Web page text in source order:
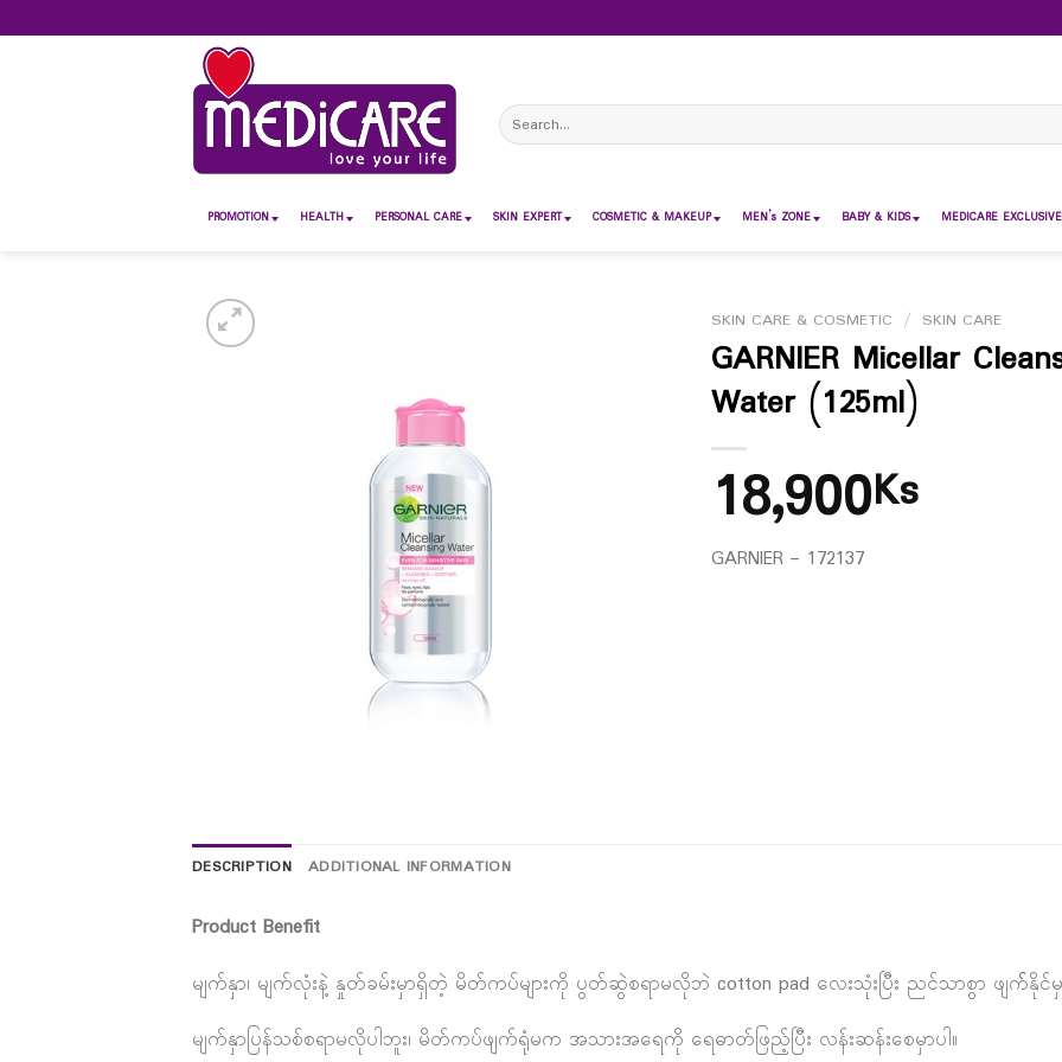
to
Search
for:
PROMOTION HEALTH PERSONAL CARE SKIN EXPERT COSMETIC & MAKEUP MEN’s ZONE BABY & KIDS MEDICARE
SKIN CARE & COSMETIC / SKIN CARE
GARNIER Micellar
Water (125ml)
18,900Ks
GARNIER – 172137
DESCRIPTION ADDITIONAL INFORMATION
Product Benefit
မျက်နှာ၊ မျက်လုံးနဲ့ နှုတ်ခမ်းမှာရှိတဲ့ မိတ်ကပ်များကို ပွတ်ဆွဲစရာမလိုဘဲ cotton pad လေးသုံးပြီး ညင်သာစွာ ဖျက််နိုင်မှ
မျက်နှာပြန်သစ်စရာမလိုပါဘူး၊ မိတ်ကပ်ဖျက်ရုံမက အသားအရေကို ရေဓာတ်ဖြည့်ပြီး လန်းဆန်းစေမှာပါ။